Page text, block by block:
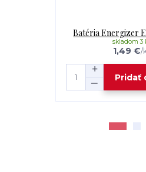
Batéria Energizer
1,49 €/
skladom 3
Pridať